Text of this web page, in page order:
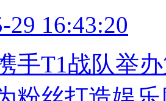
29 16:43:20
手T1战队举